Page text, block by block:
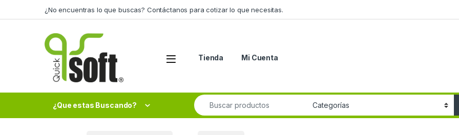
¿No encuentras lo que buscas? Contáctanos para cotizar lo que necesitas.
Tienda Mi Cuenta
¿Que estas Buscando?
Search for: